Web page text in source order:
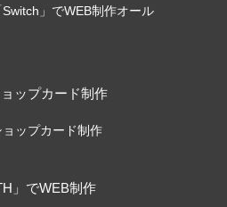
」でWEB制作オール
ップカード制作
ップカード制作
」でWEB制作